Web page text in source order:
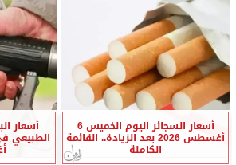
أسعار السجائر اليوم الخميس 6
أغسطس 2026 بعد الزيادة.. القائمة
الكاملة
أسعار